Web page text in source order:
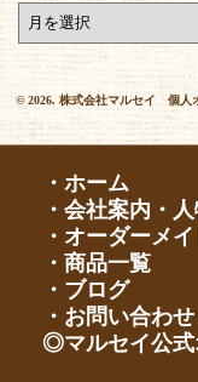
© 2026. 株式会社マルセイ 個人
・ホーム
・会社案内・
・オーダーメ
・商品一覧
・ブログ
・お問い合わ
◎マルセイ公